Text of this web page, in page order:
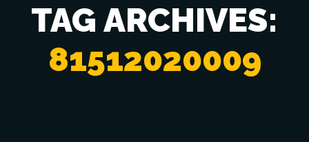
TAG ARCHIVES:
81512020009